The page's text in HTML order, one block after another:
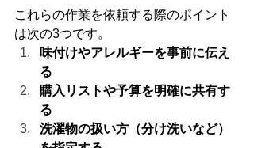
これらの作業を依頼する際のポイント
は次の3つです。
味付けやアレルギーを事前に伝え
る
購入リストや予算を明確に共有す
る
洗濯物の扱い方（分け洗いなど）